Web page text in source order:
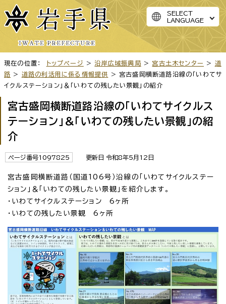
SELECT
LANGUAGE
現在の位置： トップページ > 沿岸広域振興局 > 宮古土木センター > 道
路 > 道路の利活用に係る情報提供
> 宮古盛岡横断道路沿線の「いわてサ
イクルステーション」＆「いわての残したい景観」の紹介
宮古盛岡横断道路沿線の「いわてサイクルス
テーション」＆「いわての残したい景観」の紹
介
ページ番号1097825 更新日 令和8年5月12日
宮古盛岡横断道路（国道106号）沿線の「いわてサイクルステー
ション」＆「いわての残したい景観」を紹介します。
・いわてサイクルステーション 6ヶ所
・いわての残したい景観 6ヶ所